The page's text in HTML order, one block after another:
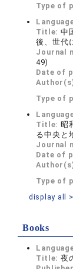
Type of
Title: 中
後、世代
Journal
49)
Date of
Type of
Title: 昭
る中央と
Journal
Date of
Type of
display all
Books
Title: 夜